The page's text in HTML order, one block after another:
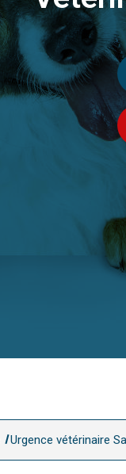
Urgence vétérinaire